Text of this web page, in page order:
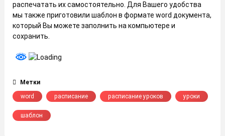
распечатать их самостоятельно. Для Вашего удобства
мы также приготовили шаблон в формате word документа,
который Вы можете заполнить на компьютере и
сохранить.
Метки
word
расписание расписание уроков уроки
шаблон